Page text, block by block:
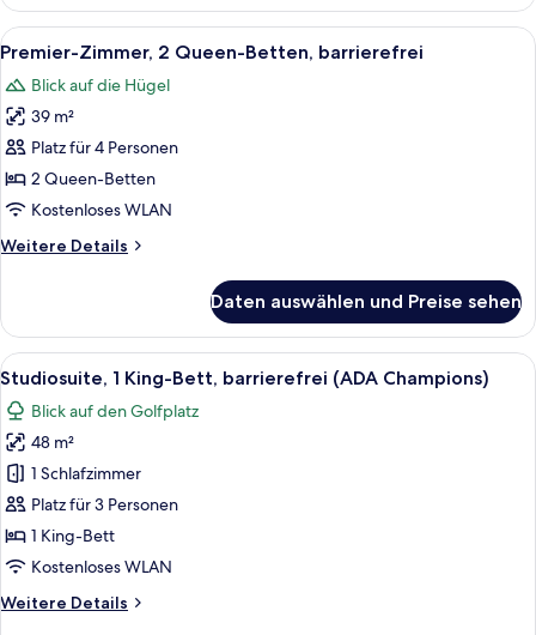
1 King-
Bett,
Alle
Fotos
für
Premier-
Zimmer,
2 Queen-
Betten,
anzeigen
Ein Hotelzimmer mit zwei Betten,
7
Premier-Zimmer, 2 Queen-Betten, barrierefrei
Blick auf die Hügel
39 m²
Platz für 4 Personen
2 Queen-Betten
Kostenloses WLAN
Weitere Details
Weitere
Zimmer,
2 Queen-
Betten,
Daten auswählen und Preise sehen
Alle
Fotos
für
Studiosuite,
1 King-
Bett,
barrierefrei
(ADA
anzeigen
Ein Hotelzimmer mit Sofa, Sessel,
9
Studiosuite, 1 King-Bett, barrierefrei (ADA Champions)
Blick auf den Golfplatz
48 m²
1 Schlafzimmer
Platz für 3 Personen
1 King-Bett
Kostenloses WLAN
Weitere Details
Weitere